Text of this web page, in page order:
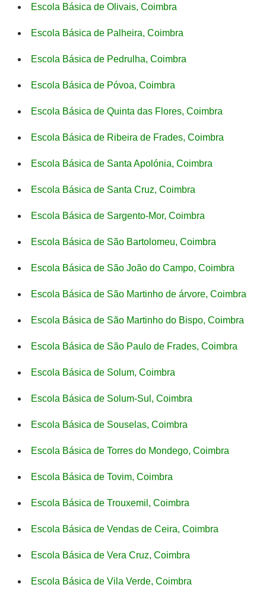
Escola Básica de Olivais, Coimbra
Escola Básica de Palheira, Coimbra
Escola Básica de Pedrulha, Coimbra
Escola Básica de Póvoa, Coimbra
Escola Básica de Quinta das Flores, Coimbra
Escola Básica de Ribeira de Frades, Coimbra
Escola Básica de Santa Apolónia, Coimbra
Escola Básica de Santa Cruz, Coimbra
Escola Básica de Sargento-Mor, Coimbra
Escola Básica de São Bartolomeu, Coimbra
Escola Básica de São João do Campo, Coimbra
Escola Básica de São Martinho de árvore, Coimbra
Escola Básica de São Martinho do Bispo, Coimbra
Escola Básica de São Paulo de Frades, Coimbra
Escola Básica de Solum, Coimbra
Escola Básica de Solum-Sul, Coimbra
Escola Básica de Souselas, Coimbra
Escola Básica de Torres do Mondego, Coimbra
Escola Básica de Tovim, Coimbra
Escola Básica de Trouxemil, Coimbra
Escola Básica de Vendas de Ceira, Coimbra
Escola Básica de Vera Cruz, Coimbra
Escola Básica de Vila Verde, Coimbra